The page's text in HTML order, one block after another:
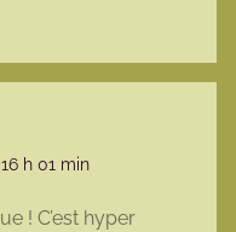
h 01 min
! C’est hyper